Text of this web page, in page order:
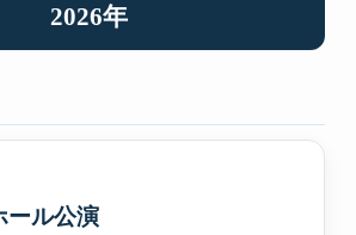
2026年
ール公演